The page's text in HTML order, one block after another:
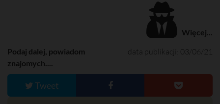
Więcej...
data publikacji: 03/06/21
Podaj dalej, powiadom
znajomych....
Tweet